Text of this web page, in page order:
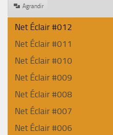
Agrandir
Net Éclair #012
Net Éclair #011
Net Éclair #010
Net Éclair #009
Net Éclair #008
Net Éclair #007
Net Éclair #006